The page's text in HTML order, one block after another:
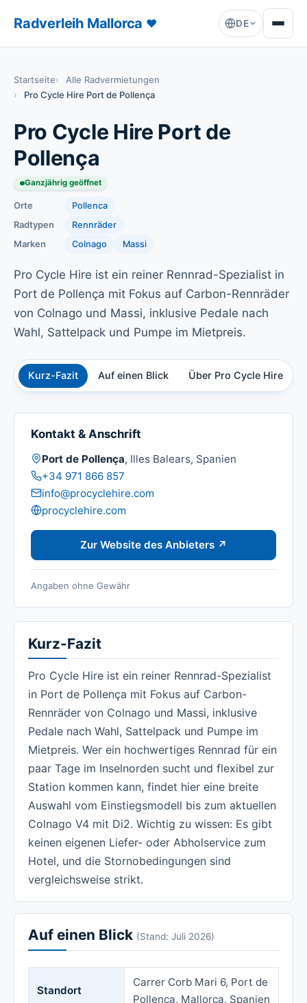
Radverleih Mallorca ♥ DE
Startseite
Alle Radvermietungen
Pro Cycle Hire Port de Pollença
Pro Cycle Hire Port de
Pollença
Ganzjährig geöffnet
Orte Pollenca
Radtypen Rennräder
Marken Colnago Massi
Pro Cycle Hire ist ein reiner Rennrad-Spezialist in
Port de Pollença mit Fokus auf Carbon-Rennräder
von Colnago und Massi, inklusive Pedale nach
Wahl, Sattelpack und Pumpe im Mietpreis.
Kurz-Fazit Auf einen Blick Über Pro Cycle Hire
Kurz-Fazit
Pro Cycle Hire ist ein reiner Rennrad-Spezialist
in Port de Pollença mit Fokus auf Carbon-
Rennräder von Colnago und Massi, inklusive
Pedale nach Wahl, Sattelpack und Pumpe im
Mietpreis. Wer ein hochwertiges Rennrad für ein
paar Tage im Inselnorden sucht und flexibel zur
Station kommen kann, findet hier eine breite
Auswahl vom Einstiegsmodell bis zum aktuellen
Colnago V4 mit Di2. Wichtig zu wissen: Es gibt
keinen eigenen Liefer- oder Abholservice zum
Hotel, und die Stornobedingungen sind
vergleichsweise strikt.
Auf einen Blick (Stand: Juli 2026)
Standort
Carrer Corb Mari 6, Port de
Pollença, Mallorca, Spanien
Kontakt & Anschrift
Adresse:
Port de Pollença, Illes Balears, Spanien
Telefon:
+34 971 866 857
E-Mail:
info@procyclehire.com
Website:
procyclehire.com
Zur Website des Anbieters ↗
Angaben ohne Gewähr